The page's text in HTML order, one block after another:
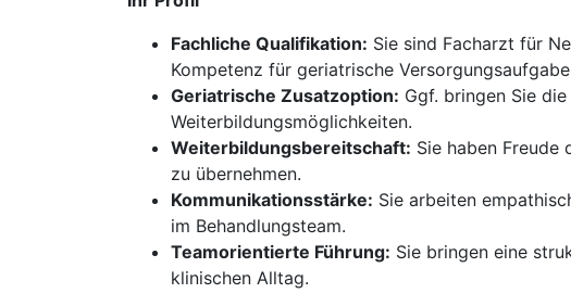
Fachliche Qualifikation: Sie sind Facharzt für
Kompetenz für geriatrische
Geriatrische Zusatzoption: Ggf. bringen Sie
Weiterbildungsmöglichkeiten.
Weiterbildungsbereitschaft: Sie haben
zu übernehmen.
Kommunikationsstärke: Sie arbeiten
im Behandlungsteam.
Teamorientierte Führung: Sie bringen eine
klinischen Alltag.